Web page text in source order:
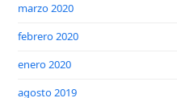
marzo 2020
febrero 2020
enero 2020
agosto 2019